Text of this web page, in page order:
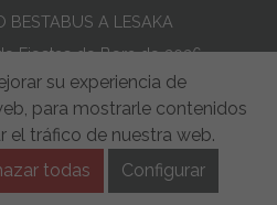
BESTABUS A LESAKA
Fiestas de Bera de 2026
Accesibilidad
Aviso Legal
Buzón de Sugerencias
de la información
su experiencia de
para mostrarle contenidos
el tráfico de nuestra web.
todas Configurar